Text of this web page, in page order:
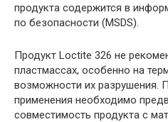
продукта содержится в
по безопасности (MSDS).
Продукт Loctite 326 не
пластмассах, особенно на
возможности их разрушения.
применения необходимо
совместимость продукта с